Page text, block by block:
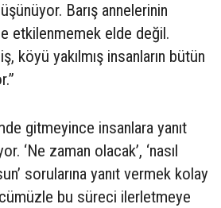
Barış annelerinin
etkilenmemek elde değil.
köyü yakılmış insanların bütün
gitmeyince insanlara yanıt
‘Ne zaman olacak’, ‘nasıl
sorularına yanıt vermek kolay
bu süreci ilerletmeye